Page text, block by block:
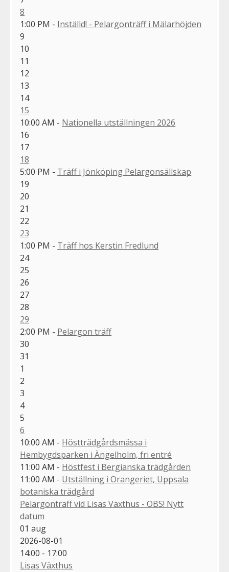
8
1:00 PM - Inställd! - Pelargonträff i Mälarhöjden
9
10
11
12
13
14
15
10:00 AM - Nationella utställningen 2026
16
17
18
5:00 PM - Träff i Jönköping Pelargonsällskap
19
20
21
22
23
1:00 PM - Träff hos Kerstin Fredlund
24
25
26
27
28
29
2:00 PM - Pelargon träff
30
31
1
2
3
4
5
6
10:00 AM - Höstträdgårdsmässa i
Hembygdsparken i Ängelholm, fri entré
11:00 AM - Höstfest i Bergianska trädgården
11:00 AM - Utställning i Orangeriet, Uppsala
botaniska trädgård
Pelargonträff vid Lisas Växthus - OBS! Nytt
datum
01 aug
2026-08-01
14:00 - 17:00
Lisas Växthus